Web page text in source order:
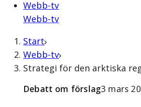
Webb-tv
Webb-tv
Start
Webb-tv
Strategi för den arktiska
Debatt om förslag3 mars